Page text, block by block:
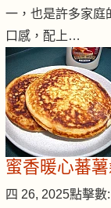
一，也是許多家庭
口感，配上…
蜜香暖心蕃
四 26, 2025點擊數